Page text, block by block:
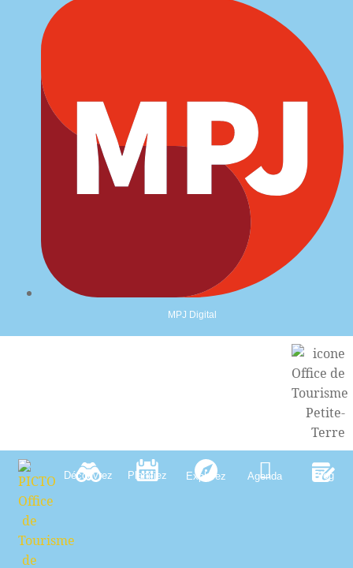
MPJ Digital
Découvrez Planifiez Explorez Agenda Blog